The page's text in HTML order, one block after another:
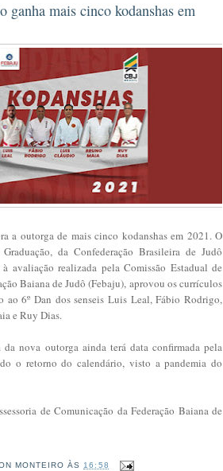
ganha mais cinco kodanshas em
a outorga de mais cinco kodanshas em 2021. O
da Confederação Brasileira de Judô
avaliação realizada pela Comissão Estadual de
Baiana de Judô (Febaju), aprovou os currículos
ao 6º Dan dos senseis Luis Leal, Fábio Rodrigo,
e Ruy Dias.
nova outorga ainda terá data confirmada pela
o retorno do calendário, visto a pandemia do
de Comunicação da Federação Baiana de
MONTEIRO ÀS16:58